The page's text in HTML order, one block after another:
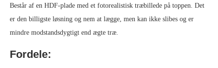
Består af en HDF-plade med et fotorealistisk træbillede på toppen. Det
er den billigste løsning og nem at lægge, men kan ikke slibes og er
mindre modstandsdygtigt end ægte træ.
Fordele: